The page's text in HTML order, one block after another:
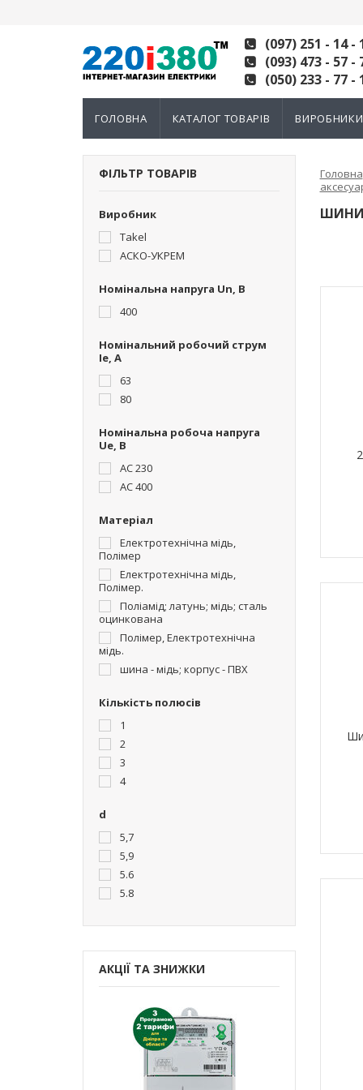
(097) 251 - 14 -
(093) 473 - 57 -
(050) 233 - 77 -
ГОЛОВНА КАТАЛОГ ТОВАРІВ ВИРОБНИКИ
ФІЛЬТР ТОВАРІВ
Виробник
Takel
АСКО-УКРЕМ
Номінальна напруга Un, В
400
Номінальний робочий струм
Ie, A
63
80
Номінальна робоча напруга
Ue, В
AC 230
AC 400
Матеріал
Електротехнічна мідь,
Полімер
Електротехнічна мідь,
Полімер.
Поліамід; латунь; мідь; сталь
оцинкована
Полімер, Електротехнічна
мідь.
шина - мідь; корпус - ПВХ
Кількість полюсів
1
2
3
4
d
5,7
5,9
5.6
5.8
АКЦІЇ ТА ЗНИЖКИ
Головна
ШИНИ